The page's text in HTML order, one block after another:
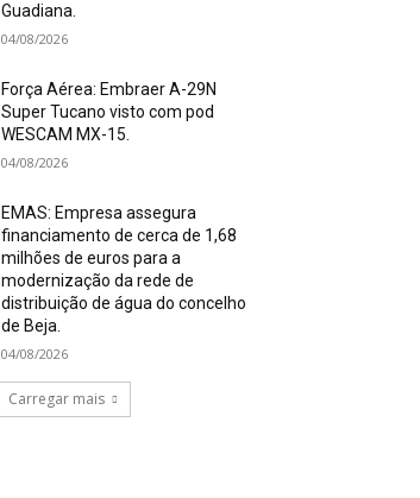
Guadiana.
04/08/2026
Força Aérea: Embraer A-29N
Super Tucano visto com pod
WESCAM MX-15.
04/08/2026
EMAS: Empresa assegura
financiamento de cerca de 1,68
milhões de euros para a
modernização da rede de
distribuição de água do concelho
de Beja.
04/08/2026
Carregar mais